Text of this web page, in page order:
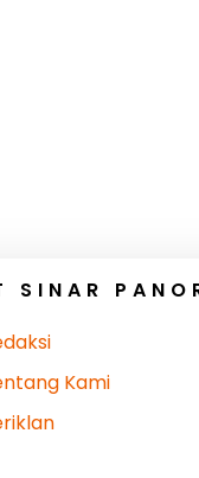
SINAR
Kami